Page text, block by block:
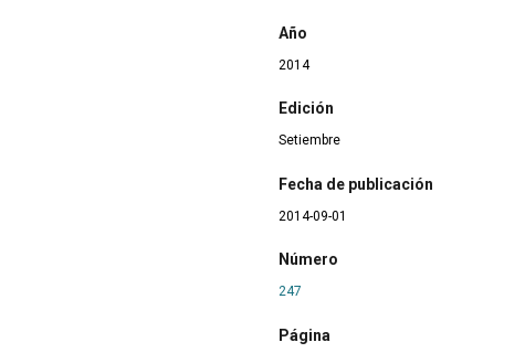
Año
2014
Edición
Setiembre
Fecha de publicación
2014-09-01
Número
247
Página